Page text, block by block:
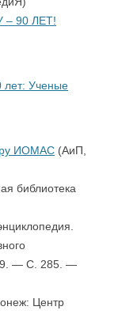
90 ЛЕТ!
лет: Ученые
ИОМАС (АиП,
библиотека
— С. 285. —
Центр